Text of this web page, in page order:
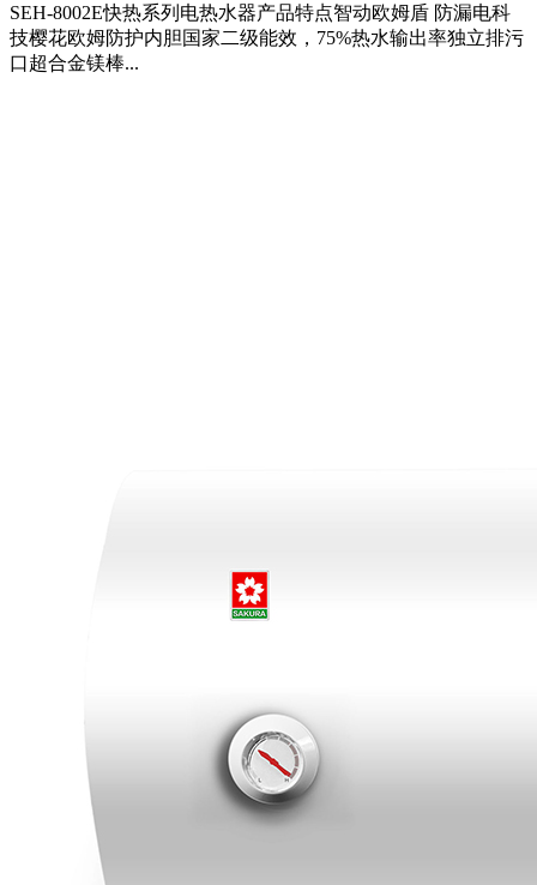
SEH-8002E快热系列电热水器产品特点智动欧姆盾 防漏电科
技樱花欧姆防护内胆国家二级能效，75%热水输出率独立排污
口超合金镁棒...